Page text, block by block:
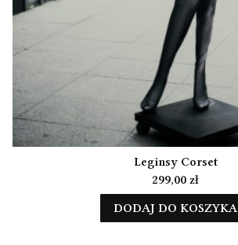
Leginsy Corset
Cena
299,00 zł
DODAJ DO KOSZYKA